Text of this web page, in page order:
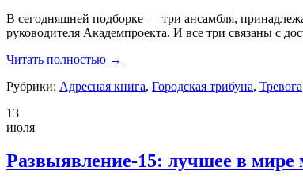
В сегодняшней подборке — три ансамбля,
руководителя Академпроекта. И все три связаны с
Читать полностью →
Рубрики: Адресная книга, Городская трибуна, Тревога
13
июля
Развыявление-15: лучшее в мире